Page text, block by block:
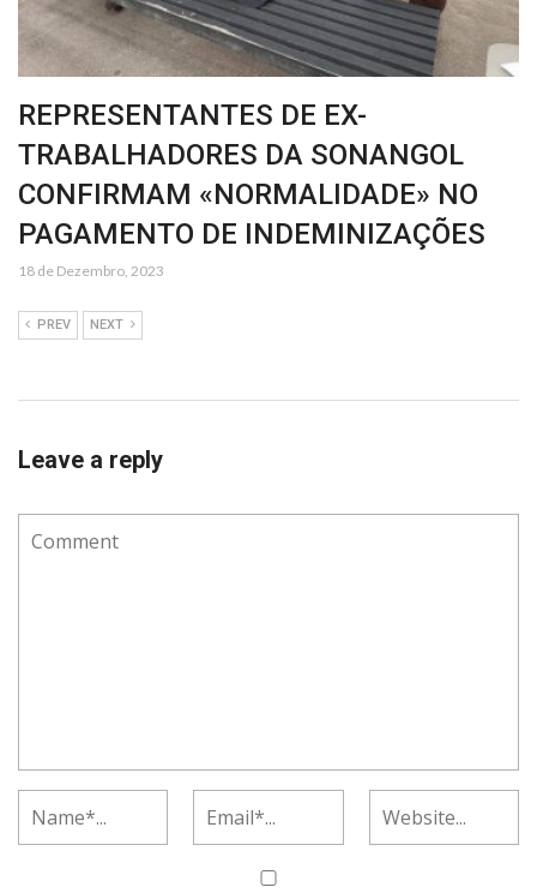
REPRESENTANTES DE EX-
TRABALHADORES DA SONANGOL
CONFIRMAM «NORMALIDADE» NO
PAGAMENTO DE INDEMINIZAÇÕES
18 de Dezembro, 2023
PREV NEXT
Leave a reply